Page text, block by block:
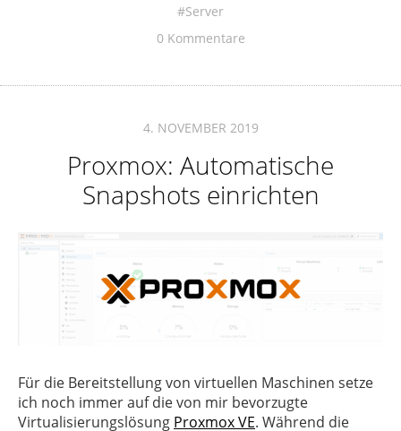
Server
0 Kommentare
4. NOVEMBER 2019
Proxmox: Automatische
Snapshots einrichten
Für die Bereitstellung von virtuellen Maschinen setze
ich noch immer auf die von mir bevorzugte
Virtualisierungslösung Proxmox VE. Während die